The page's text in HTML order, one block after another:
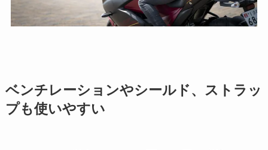
ベンチレーションやシールド、ストラッ
プも使いやすい